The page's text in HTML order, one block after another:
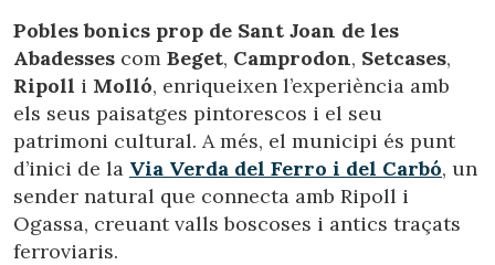
Pobles bonics prop de Sant Joan de les
Abadesses com Beget, Camprodon, Setcases,
Ripoll i Molló, enriqueixen l’experiència amb
els seus paisatges pintorescos i el seu
patrimoni cultural. A més, el municipi és punt
d’inici de la Via Verda del Ferro i del Carbó, un
sender natural que connecta amb Ripoll i
Ogassa, creuant valls boscoses i antics traçats
ferroviaris.